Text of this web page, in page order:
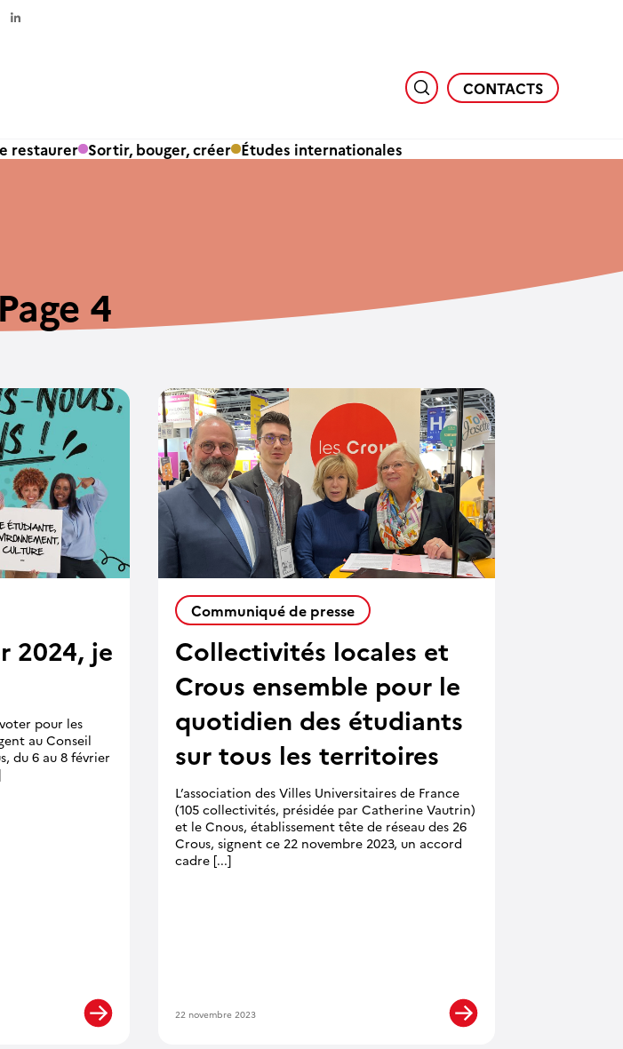
CONTACTS
restaurer Sortir, bouger, créer Études internationales
4
2024, je
pour les
au Conseil
du 6 au 8 février
Collectivités locales et
Crous ensemble pour le
quotidien des étudiants
sur tous les territoires
Communiqué de presse
L’association des Villes Universitaires de France
(105 collectivités, présidée par Catherine Vautrin)
et le Cnous, établissement tête de réseau des 26
Crous, signent ce 22 novembre 2023, un accord
cadre [...]
22 novembre 2023